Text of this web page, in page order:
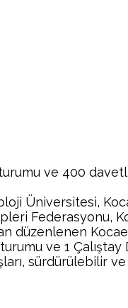
ve 400
Üniversitesi,
Federasyonu,
düzenlenen
ve 1
sürdürülebilir